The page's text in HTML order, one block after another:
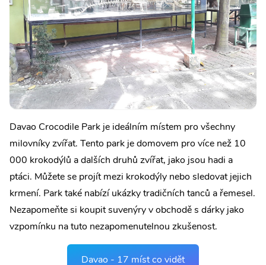
Davao Crocodile Park je ideálním místem pro všechny
milovníky zvířat. Tento park je domovem pro více než 10
000 krokodýlů a dalších druhů zvířat, jako jsou hadi a
ptáci. Můžete se projít mezi krokodýly nebo sledovat jejich
krmení. Park také nabízí ukázky tradičních tanců a řemesel.
Nezapomeňte si koupit suvenýry v obchodě s dárky jako
vzpomínku na tuto nezapomenutelnou zkušenost.
Davao - 17 míst co vidět